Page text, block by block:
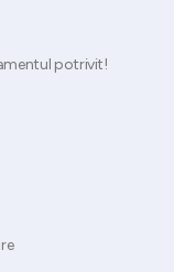
potrivit!